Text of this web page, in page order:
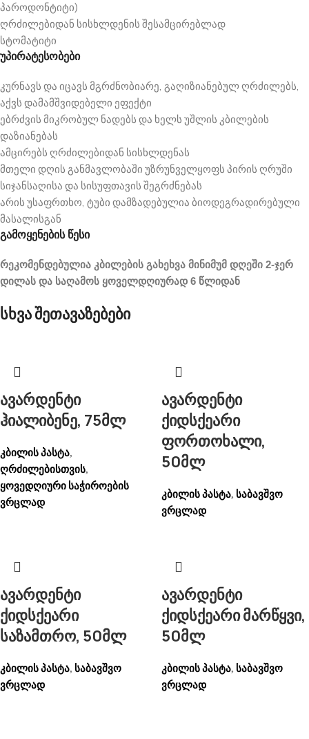
პაროდონტიტი)
ღრძილებიდან სისხლდენის შესამცირებლად
სტომატიტი
უპირატესობები
კურნავს და იცავს მგრძნობიარე, გაღიზიანებულ ღრძილებს,
აქვს დამამშვიდებელი ეფექტი
ებრძვის მიკრობულ ნადებს და ხელს უშლის კბილების
დაზიანებას
ამცირებს ღრძილებიდან სისხლდენას
მთელი დღის განმავლობაში უზრუნველყოფს პირის ღრუში
სიჯანსაღისა და სისუფთავის შეგრძნებას
არის უსაფრთხო, ტუბი დამზადებულია ბიოდეგრადირებული
მასალისგან
გამოყენების წესი
რეკომენდებულია კბილების გახეხვა მინიმუმ დღეში 2-ჯერ
დილას და საღამოს ყოველდღიურად 6 წლიდან
სხვა შეთავაზებები
ავარდენტი
ჰიალიბენე, 75მლ
კბილის პასტა,
ღრძილებისთვის,
ყოვედღიური საჭიროების
ვრცლად
ავარდენტი
ქიდსქეარი
ფორთოხალი,
50მლ
კბილის პასტა, საბავშვო
ვრცლად
ავარდენტი
ქიდსქეარი
საზამთრო, 50მლ
კბილის პასტა, საბავშვო
ვრცლად
ავარდენტი
ქიდსქეარი მარწყვი,
50მლ
კბილის პასტა, საბავშვო
ვრცლად